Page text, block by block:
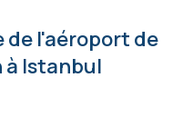
de l'aéroport de
à Istanbul